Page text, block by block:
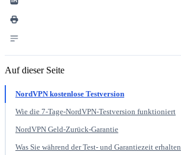
Auf dieser Seite
NordVPN kostenlose Testversion
Wie die 7-Tage-NordVPN-Testversion funktioniert
NordVPN Geld-Zurück-Garantie
Was Sie während der Test- und Garantiezeit erhalten